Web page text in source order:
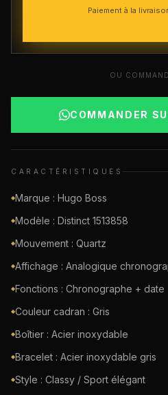
Paiement à la
OU
COMMANDER
CARACTÉRISTIQUES
◆Marque : Hugo Boss
◆Modèle : Distinct 1513858
◆Mouvement : Quartz
◆Affichage : Analogique
◆Fonctions : Chronographe + date
◆Couleur cadran : Gris
◆Boîtier : Acier inoxydable
◆Bracelet : Acier inoxydable gris
◆Style : Classy / Sport élégant